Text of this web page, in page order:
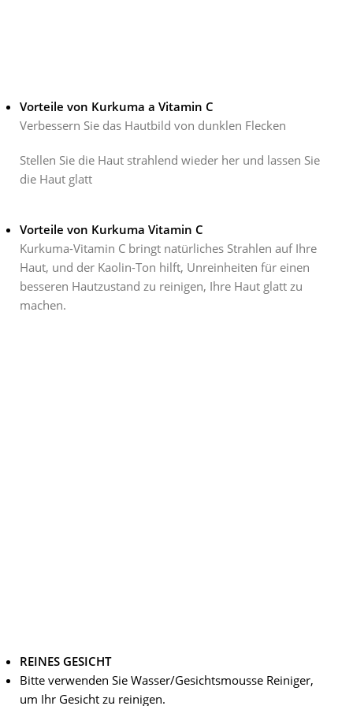
Vorteile von Kurkuma a Vitamin C
Verbessern Sie das Hautbild von dunklen Flecken
Stellen Sie die Haut strahlend wieder her und lassen Sie
die Haut glatt
Vorteile von Kurkuma Vitamin C
Kurkuma-Vitamin C bringt natürliches Strahlen auf Ihre
Haut, und der Kaolin-Ton hilft, Unreinheiten für einen
besseren Hautzustand zu reinigen, Ihre Haut glatt zu
machen.
REINES GESICHT
Bitte verwenden Sie Wasser/Gesichtsmousse Reiniger,
um Ihr Gesicht zu reinigen.